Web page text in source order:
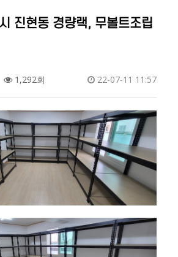
진현동 경량랙, 무볼트조립
1,292회 22-07-11 11:57